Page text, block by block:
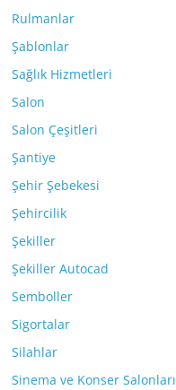
Rulmanlar
Şablonlar
Sağlık Hizmetleri
Salon
Salon Çeşitleri
Şantiye
Şehir Şebekesi
Şehircilik
Şekiller
Şekiller Autocad
Semboller
Sigortalar
Silahlar
Sinema ve Konser Salonları